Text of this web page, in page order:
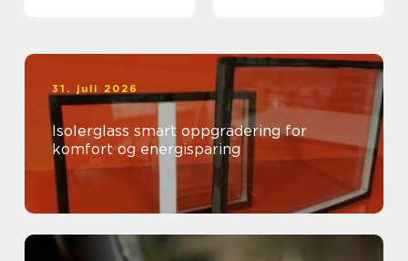
31. juli 2026
Isolerglass smart oppgradering for
komfort og energisparing